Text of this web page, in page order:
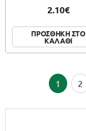
2.10€
ΠΡΟΣΘΗΚΗ ΣΤΟ
ΚΑΛΑΘΙ
1 2